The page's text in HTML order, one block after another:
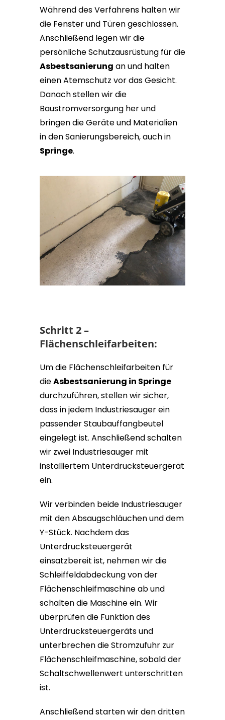
Während des Verfahrens halten wir
die Fenster und Türen geschlossen.
Anschließend legen wir die
persönliche Schutzausrüstung für die
Asbestsanierung an und halten
einen Atemschutz vor das Gesicht.
Danach stellen wir die
Baustromversorgung her und
bringen die Geräte und Materialien
in den Sanierungsbereich, auch in
Springe.
Schritt 2 –
Flächenschleifarbeiten:
Um die Flächenschleifarbeiten für
dieAsbestsanierung in Springe
durchzuführen, stellen wir sicher,
dass in jedem Industriesauger ein
passender Staubauffangbeutel
eingelegt ist. Anschließend schalten
wir zwei Industriesauger mit
installiertem Unterdrucksteuergerät
ein.
Wir verbinden beide Industriesauger
mit den Absaugschläuchen und dem
Y-Stück. Nachdem das
Unterdrucksteuergerät
einsatzbereit ist, nehmen wir die
Schleiffeldabdeckung von der
Flächenschleifmaschine ab und
schalten die Maschine ein. Wir
überprüfen die Funktion des
Unterdrucksteuergeräts und
unterbrechen die Stromzufuhr zur
Flächenschleifmaschine, sobald der
Schaltschwellenwert unterschritten
ist.
Anschließend starten wir den dritten